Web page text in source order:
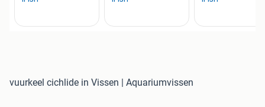
vuurkeel cichlide in Vissen | Aquariumvissen